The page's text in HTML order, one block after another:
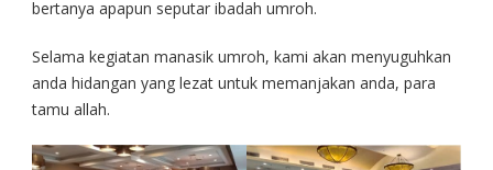
bertanya apapun seputar ibadah umroh.
Selama kegiatan manasik umroh, kami akan menyuguhkan
anda hidangan yang lezat untuk memanjakan anda, para
tamu allah.